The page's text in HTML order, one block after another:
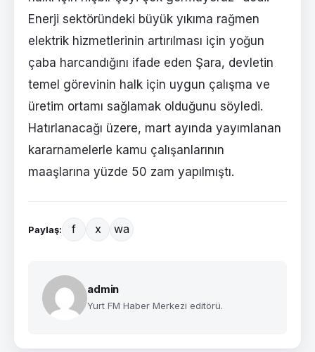
Enerji sektöründeki büyük yıkıma rağmen
elektrik hizmetlerinin artırılması için yoğun
çaba harcandığını ifade eden Şara, devletin
temel görevinin halk için uygun çalışma ve
üretim ortamı sağlamak olduğunu söyledi.
Hatırlanacağı üzere, mart ayında yayımlanan
kararnamelerle kamu çalışanlarının
maaşlarına yüzde 50 zam yapılmıştı.
Paylaş: f x wa
admin
Yurt FM Haber Merkezi editörü.